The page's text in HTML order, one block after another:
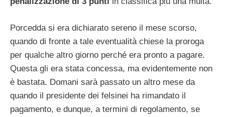
Porcedda si era dichiarato sereno il mese scorso,
quando di fronte a tale eventualità chiese la proroga
per qualche altro giorno perché era pronto a pagare.
Questa gli era stata concessa, ma evidentemente non
è bastata. Domani sarà passato un altro mese da
quando il presidente dei felsinei ha rimandato il
pagamento, e dunque, a termini di regolamento, se